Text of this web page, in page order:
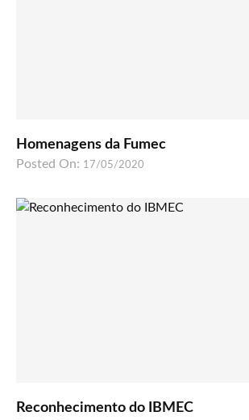
Homenagens da Fumec
Posted On: 17/05/2020
Reconhecimento do IBMEC